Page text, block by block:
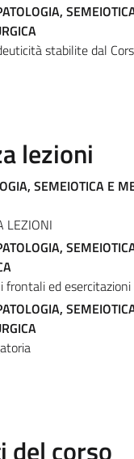
stabilite dal
lezioni
SEMEIOTICA E
LEZIONI
frontali ed
del corso